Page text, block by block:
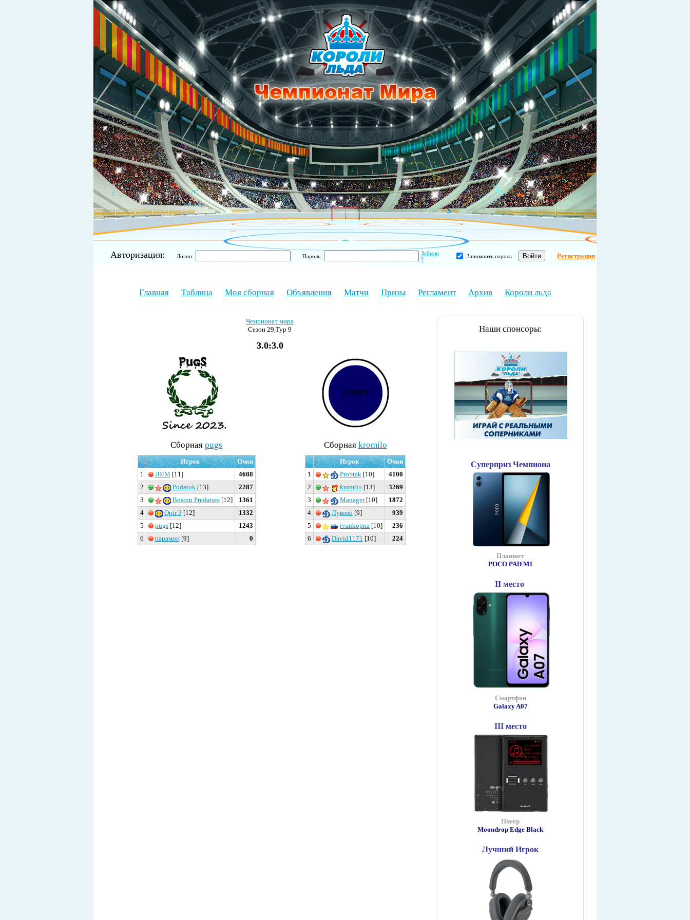
Авторизация: Логин: Пароль:
Забыли
?
Запомнить пароль Регистрация
Главная Таблица Моя сборная Объявления Матчи Призы Регламент Архив Короли льда
Чемпионат мира
Сезон 29,Тур 9
3.0:3.0
Cборная pugs
Игрок
Очки
1
ЛЯМ [11]
4688
2
Podatok[13]
2287
3
Boston Predators[12]
1361
4
Opir 3 [12]
1332
5
pugs[12]
1243
6
парамон[9] 0
Cборная kromilo
Игрок
Очки
1
ProStak [10]
4100
2
kromilo [13]
3269
3
Manager[10]
1872
4
Луково [9]
939
5
ivankopna [10]
236
6
David1171 [10] 224
Наши спонсоры:
Суперприз Чемпиона
Планшет
POCO PAD М1
II место
Смартфон
Galaxy A07
III место
Плеер
Moondrop Edge Black
Лучший Игрок